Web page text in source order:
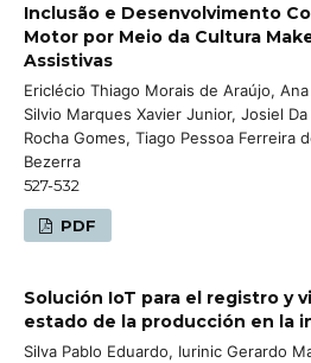
Inclusão e Desenvolvimento
Motor por Meio da Cultura
Assistivas
Ericlécio Thiago Morais de Araújo,
Silvio Marques Xavier Junior, Josiel
Rocha Gomes, Tiago Pessoa Ferreira
Bezerra
527-532
PDF
Solución IoT para el registro y
estado de la producción en la
Silva Pablo Eduardo, Iurinic Gerardo